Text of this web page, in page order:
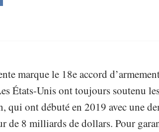
marque le 18e accord
États-Unis ont toujours soutenu
qui ont débuté en 2019 avec une
de 8 milliards de dollars. Pour